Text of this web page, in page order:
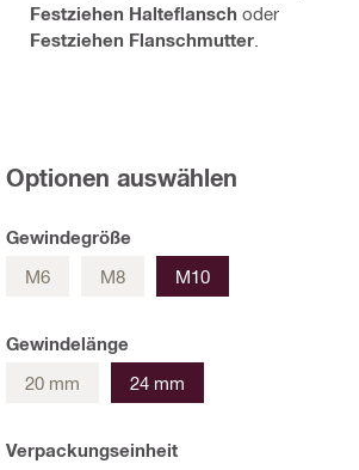
Festziehen Halteflansch oder
Festziehen Flanschmutter
Optionen auswählen
Gewindegröße
M6
M8 M10
Gewindelänge
20 mm
24 mm
Verpackungseinheit